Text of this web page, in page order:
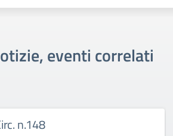
eventi correlati
n.148